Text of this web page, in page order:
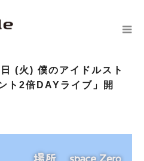
(火) 僕のアイドルスト
ト2倍DAYライブ」開